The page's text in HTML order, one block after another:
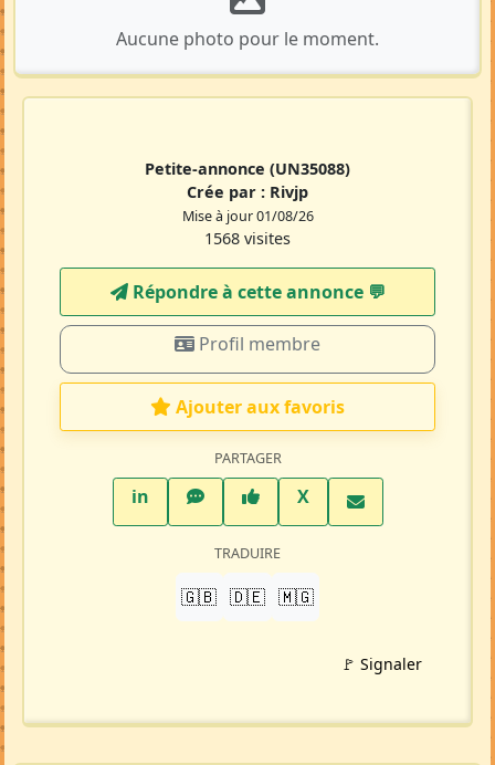
Aucune photo pour le moment.
Petite-annonce (UN35088)
Crée par : Rivjp
Mise à jour 01/08/26
1568 visites
Répondre à cette annonce 💬​
Profil membre
Ajouter aux favoris
PARTAGER
inLinkedInWhatsAppFacebook
XTwitter X
TRADUIRE
🇬🇧 🇩🇪 🇲🇬
🚩 Signaler